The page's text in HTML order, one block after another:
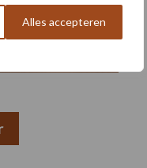
Alles accepteren
Pootmachine